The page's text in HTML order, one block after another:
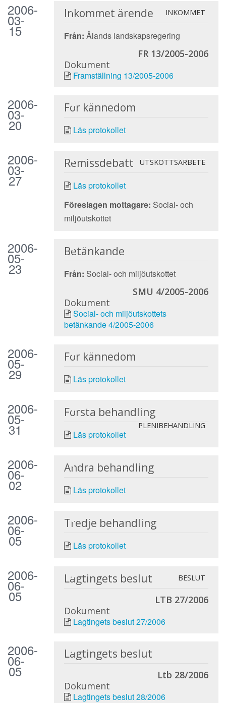
2006-
03-
15
Inkommet ärende INKOMMET
Från: Ålands landskapsregering
FR 13/2005-2006
Dokument
Framställning 13/2005-2006
2006-
03-
20
För kännedom
Läs protokollet
2006-
03-
27
Remissdebatt UTSKOTTSARBETE
Läs protokollet
Föreslagen mottagare: Social- och
miljöutskottet
2006-
05-
23
Betänkande
Från: Social- och miljöutskottet
SMU 4/2005-2006
Dokument
Social- och miljöutskottets
betänkande 4/2005-2006
2006-
05-
29
För kännedom
Läs protokollet
2006-
05-
31
Första behandling
PLENIBEHANDLING
Läs protokollet
2006-
06-
02
Andra behandling
Läs protokollet
2006-
06-
05
Tredje behandling
Läs protokollet
2006-
06-
05
Lagtingets beslut BESLUT
LTB 27/2006
Dokument
Lagtingets beslut 27/2006
2006-
06-
05
Lagtingets beslut
Ltb 28/2006
Dokument
Lagtingets beslut 28/2006